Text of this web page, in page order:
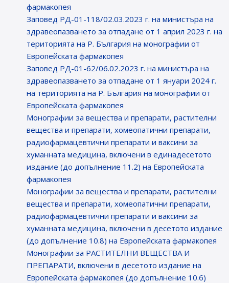
фармакопея
Заповед РД-01-118/02.03.2023 г. на министъра на
здравеопазването за отпадане от 1 април 2023 г. на
територията на Р. България на монографии от
Европейската фармакопея
Заповед РД-01-62/06.02.2023 г. на министъра на
здравеопазването за отпадане от 1 януари 2024 г.
на територията на Р. България на монографии от
Европейската фармакопея
Монографии за вещества и препарати, растителни
вещества и препарати, хомеопатични препарати,
радиофармацевтични препарати и ваксини за
хуманната медицина, включени в единадесетото
издание (до допълнение 11.2) на Европейската
фармакопея
Монографии за вещества и препарати, растителни
вещества и препарати, хомеопатични препарати,
радиофармацевтични препарати и ваксини за
хуманната медицина, включени в десетото издание
(до допълнение 10.8) на Европейската фармакопея
Монографии за РАСТИТЕЛНИ ВЕЩЕСТВА И
ПРЕПАРАТИ, включени в десетото издание на
Европейската фармакопея (до допълнение 10.6)